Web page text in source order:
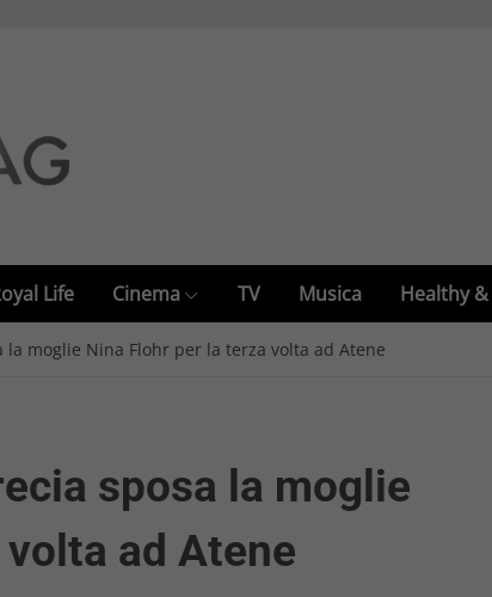
Life Cinema TV Musica Healthy
moglie Nina Flohr per la terza volta ad Atene
sposa la moglie
ad Atene